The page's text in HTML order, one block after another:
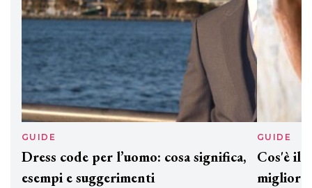
GUIDE
Dress code per l’uomo: cosa significa,
esempi e suggerimenti
GUIDE